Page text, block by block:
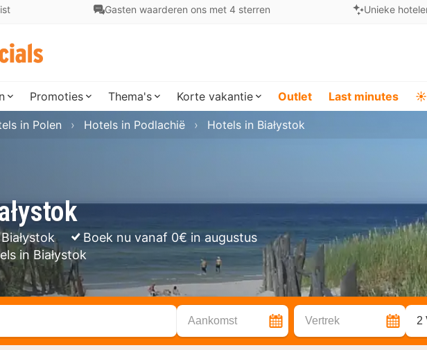
Gasten waarderen ons met 4 sterren Unieke
Promoties Thema's Korte vakantie Outlet Last minutes ☀️
Boek nu vanaf 0€ in augustus
in Białystok
in Polen Hotels in Podlachië Hotels in Białystok
stad Aankomst Vertrek 2